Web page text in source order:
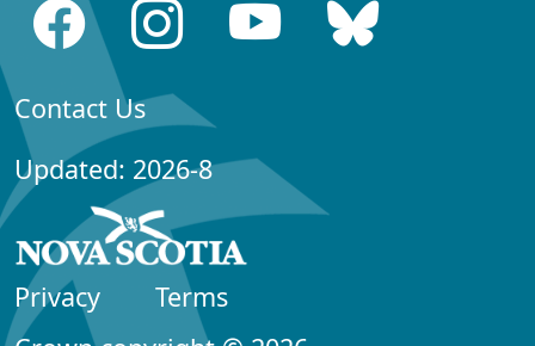
Contact Us
Updated: 2026-8
Privacy
Terms